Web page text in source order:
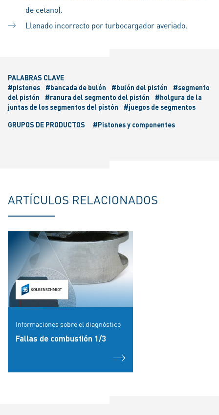
de cetano).
Llenado incorrecto por turbocargador averiado.
PALABRAS CLAVE
#pistones
#bancada de bulón #bulón del pistón
#segmento
del pistón
#ranura del segmento del pistón
#holgura de la
juntas de los segmentos del pistón
#juegos de segmentos
GRUPOS DE PRODUCTOS
#Pistones y componentes
ARTÍCULOS RELACIONADOS
Informaciones sobre el diagnóstico
Fallas de combustión 1/3